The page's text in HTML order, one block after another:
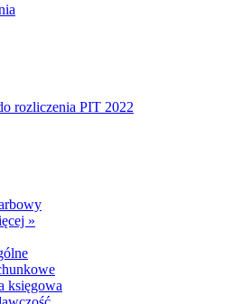
rozliczenia PIT 2022
»
księgowa